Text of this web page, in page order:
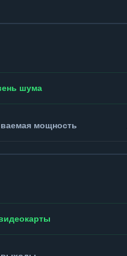
шума
мощность